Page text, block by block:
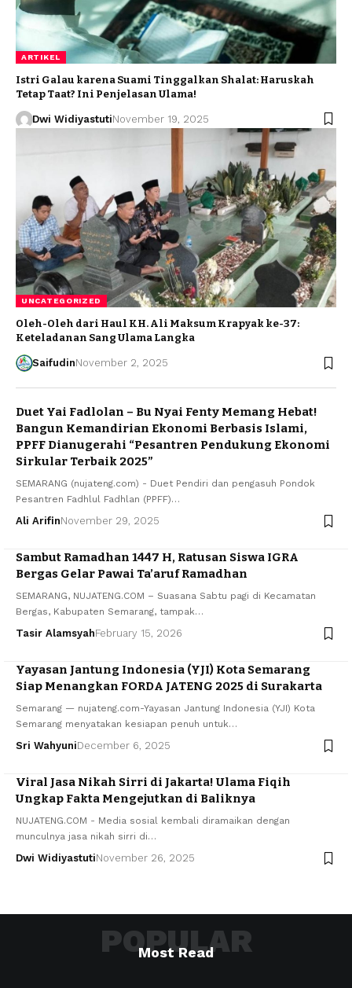
ARTIKEL
Istri Galau karena Suami Tinggalkan Shalat: Haruskah
Tetap Taat? Ini Penjelasan Ulama!
Dwi WidiyastutiNovember 19, 2025
UNCATEGORIZED
Oleh-Oleh dari Haul KH. Ali Maksum Krapyak ke-37:
Keteladanan Sang Ulama Langka
SaifudinNovember 2, 2025
Duet Yai Fadlolan – Bu Nyai Fenty Memang Hebat!
Bangun Kemandirian Ekonomi Berbasis Islami,
PPFF Dianugerahi “Pesantren Pendukung Ekonomi
Sirkular Terbaik 2025”
SEMARANG (nujateng.com) - Duet Pendiri dan pengasuh Pondok
Pesantren Fadhlul Fadhlan (PPFF)…
Ali ArifinNovember 29, 2025
Sambut Ramadhan 1447 H, Ratusan Siswa IGRA
Bergas Gelar Pawai Ta’aruf Ramadhan
​SEMARANG, NUJATENG.COM – Suasana Sabtu pagi di Kecamatan
Bergas, Kabupaten Semarang, tampak…
Tasir AlamsyahFebruary 15, 2026
Yayasan Jantung Indonesia (YJI) Kota Semarang
Siap Menangkan FORDA JATENG 2025 di Surakarta
Semarang — nujateng.com-Yayasan Jantung Indonesia (YJI) Kota
Semarang menyatakan kesiapan penuh untuk…
Sri WahyuniDecember 6, 2025
Viral Jasa Nikah Sirri di Jakarta! Ulama Fiqih
Ungkap Fakta Mengejutkan di Baliknya
NUJATENG.COM - Media sosial kembali diramaikan dengan
munculnya jasa nikah sirri di…
Dwi WidiyastutiNovember 26, 2025
Most Read
POPULAR